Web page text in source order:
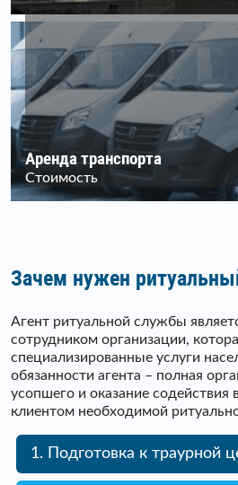
Аренда транспорта
Стоимость
Зачем нужен
Агент ритуальной службы
сотрудником организации,
специализированные услуги
обязанности агента – полная
усопшего и оказание содействия
клиентом необходимой
1. Подготовка к траурной